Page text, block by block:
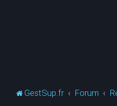
GestSup.fr Forum